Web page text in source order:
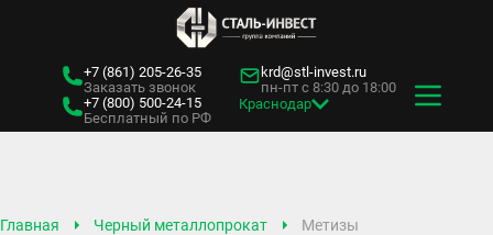
+7 (861) 205-26-35
Заказать звонок
+7 (800) 500-24-15
Бесплатный по РФ
krd@stl-invest.ru
пн-пт с 8:30 до 18:00
Краснодар
Главная Черный металлопрокат Метизы